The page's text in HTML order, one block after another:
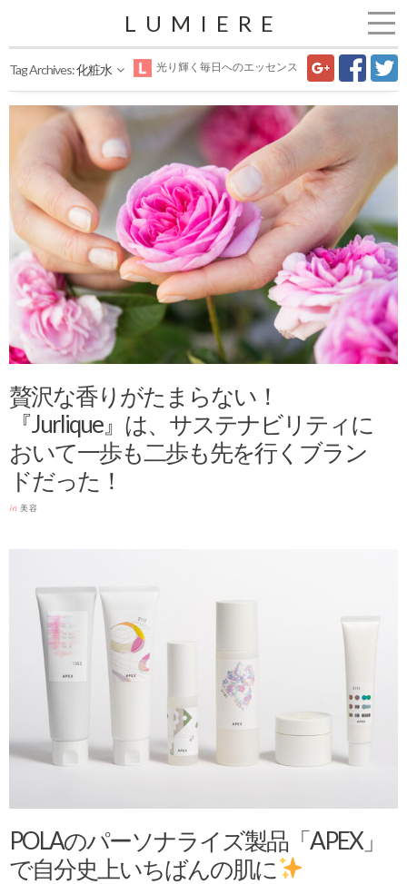
LUMIERE
光り輝く毎日へのエッセンス
Tag Archives:化粧水
贅沢な香りがたまらない！
『Jurlique』は、サステナビリティに
おいて一歩も二歩も先を行くブラン
ドだった！
in 美容
POLAのパーソナライズ製品「APEX」
で自分史上いちばんの肌に